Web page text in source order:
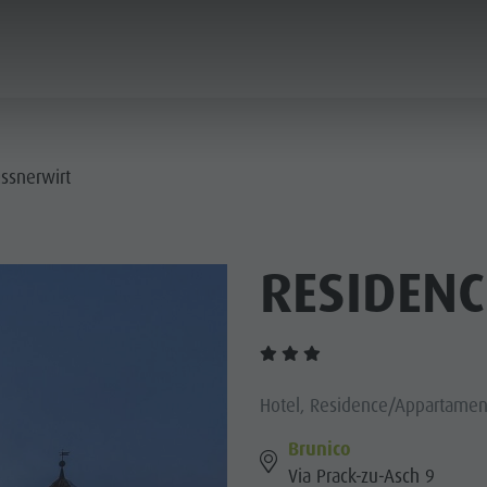
Hotel, Residence/
Brunico
Via Prack-zu-Asch 9